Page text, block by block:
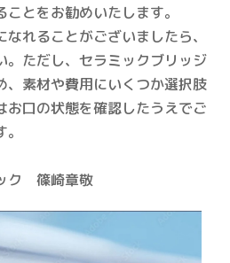
とをお勧めいたします。
れることがございましたら、
。ただし、セラミックブリッジ
、素材や費用にいくつか選択肢
お口の状態を確認したうえでご
ク 篠崎章敬